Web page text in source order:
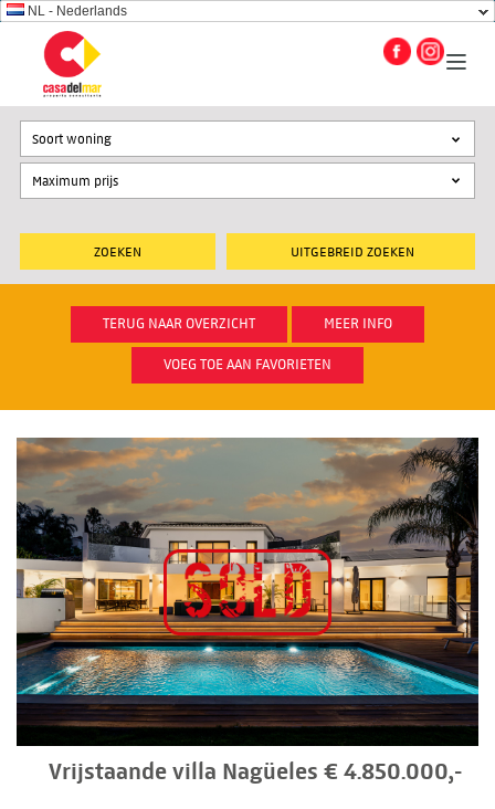
NL - Nederlands
UITGEBREID ZOEKEN
Soort woning
TERUG NAAR OVERZICHT MEER INFO
VOEG TOE AAN FAVORIETEN
Vrijstaande villa Nagüeles € 4.850.000,-